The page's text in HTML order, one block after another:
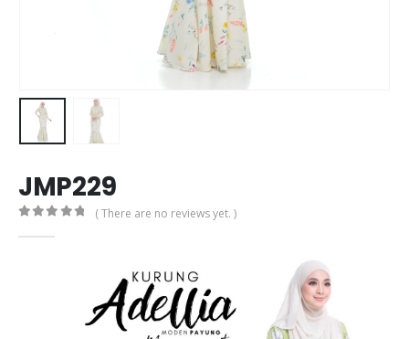
JMP229
( There are no reviews yet. )